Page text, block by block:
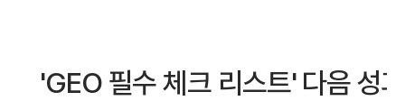
'GEO 필수 체크 리스트' 다음 성